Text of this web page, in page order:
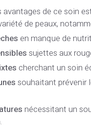
avantages de ce soin
de peaux,
en manque de
sujettes aux
cherchant un soin
souhaitant prévenir
nécessitant un